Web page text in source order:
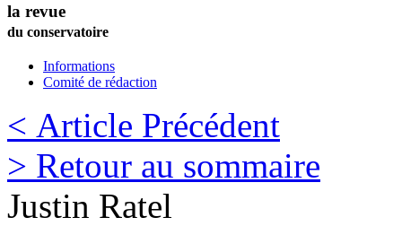
la revue
du conservatoire
Informations
Comité de rédaction
< Article Précédent
> Retour au sommaire
Justin Ratel